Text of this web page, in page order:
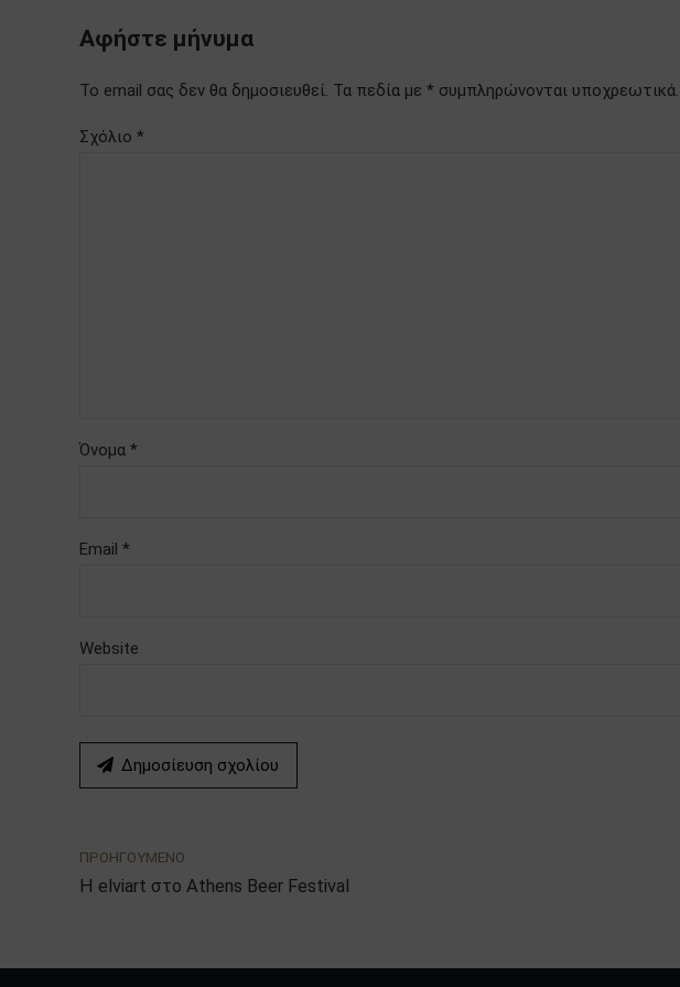
Αφήστε μήνυμα
Το email σας δεν θα δημοσιευθεί. Τα πεδία με * συμπληρώνονται υποχρεωτικά.
Σχόλιο *
Όνομα *
Email *
Website
Δημοσίευση σχολίου
ΠΡΟΗΓΟΥΜΕΝΟ
Η elviart στο Athens Beer Festival